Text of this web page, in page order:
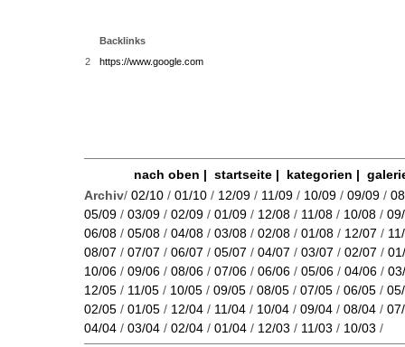
Backlinks
2
https://www.google.com
nach oben | startseite| kategorien |
Archiv/ 02/10 / 01/10 / 12/09 / 11/09 / 10/09 / 09/09 /
05/09 / 03/09 / 02/09 / 01/09 / 12/08 / 11/08 / 10/08 /
06/08 / 05/08 / 04/08 / 03/08 / 02/08 / 01/08 / 12/07 /
08/07 / 07/07 / 06/07 / 05/07 / 04/07 / 03/07 / 02/07 /
10/06 / 09/06 / 08/06 / 07/06 / 06/06 / 05/06 / 04/06 /
12/05 / 11/05 / 10/05 / 09/05 / 08/05 / 07/05 / 06/05 /
02/05 / 01/05 / 12/04 / 11/04 / 10/04 / 09/04 / 08/04 /
04/04 / 03/04 / 02/04 / 01/04 / 12/03 / 11/03 / 10/03 /